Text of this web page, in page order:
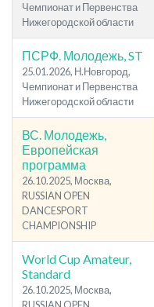
Чемпионат и Первенства
Нижегородской области
ПСРФ. Молодежь, ST
25.01.2026, Н.Новгород,
Чемпионат и Первенства
Нижегородской области
ВС. Молодежь,
Европейская
программа
26.10.2025, Москва,
RUSSIAN OPEN
DANCESPORT
CHAMPIONSHIP
World Cup Amateur,
Standard
26.10.2025, Москва,